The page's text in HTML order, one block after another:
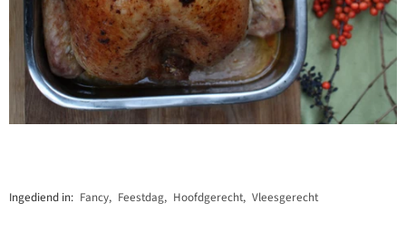
Ingediend in: Fancy, Feestdag, Hoofdgerecht, Vleesgerecht